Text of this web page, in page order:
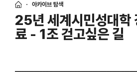
아카이브 탐색
25년 세계시민성대학
료 - 1조 걷고싶은 길